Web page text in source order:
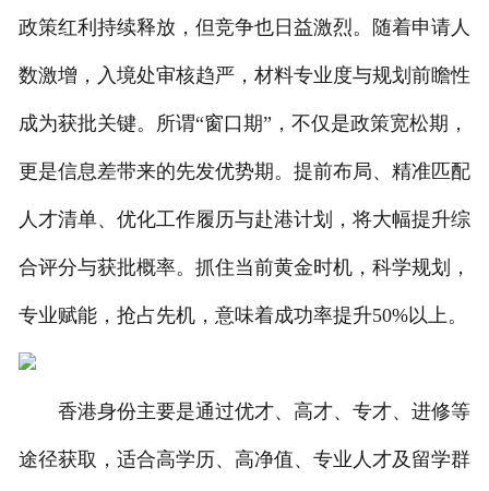
政策红利持续释放，但竞争也日益激烈。随着申请人
数激增，入境处审核趋严，材料专业度与规划前瞻性
成为获批关键。所谓“窗口期”，不仅是政策宽松期，
更是信息差带来的先发优势期。提前布局、精准匹配
人才清单、优化工作履历与赴港计划，将大幅提升综
合评分与获批概率。抓住当前黄金时机，科学规划，
专业赋能，抢占先机，意味着成功率提升50%以上。
香港身份主要是通过优才、高才、专才、进修等
途径获取，适合高学历、高净值、专业人才及留学群